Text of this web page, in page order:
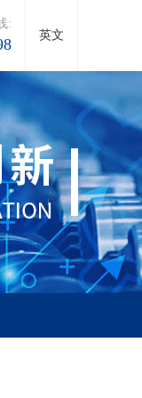
:
英文